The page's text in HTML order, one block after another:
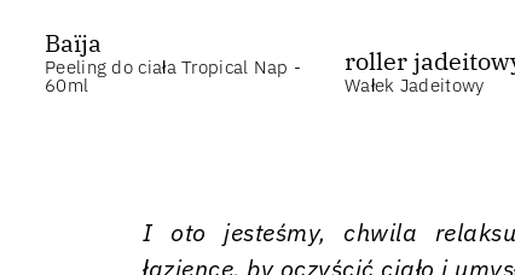
Baïja
Peeling do ciała Tropical Nap -
60ml
roller
Wałek Jadeitowy
I oto jesteśmy, chwila